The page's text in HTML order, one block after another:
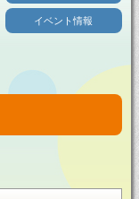
イベント情報